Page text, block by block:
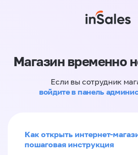
Магазин временно
Если вы сотрудник
войдите в панель
Как открыть интернет-
пошаговая инструкция